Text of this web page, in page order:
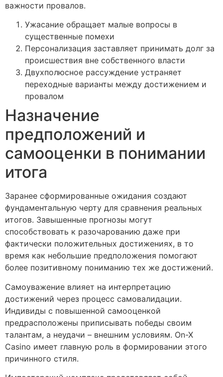
важности провалов.
Ужасание обращает малые вопросы в
существенные помехи
Персонализация заставляет принимать долг за
происшествия вне собственного власти
Двухполюсное рассуждение устраняет
переходные варианты между достижением и
провалом
Назначение
предположений и
самооценки в понимании
итога
Заранее сформированные ожидания создают
фундаментальную черту для сравнения реальных
итогов. Завышенные прогнозы могут
способствовать к разочарованию даже при
фактически положительных достижениях, в то
время как небольшие предположения помогают
более позитивному пониманию тех же достижений.
Самоуважение влияет на интерпретацию
достижений через процесс самовалидации.
Индивиды с повышенной самооценкой
предрасположены приписывать победы своим
талантам, а неудачи – внешним условиям. On-X
Casino имеет главную роль в формировании этого
причинного стиля.